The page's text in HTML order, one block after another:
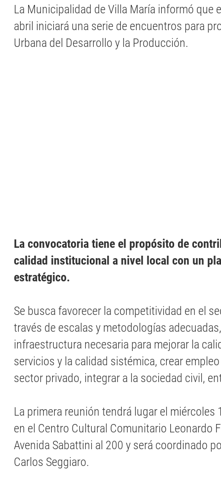
La Municipalidad de Villa María informó que
abril iniciará una serie de encuentros para
Urbana del Desarrollo y la Producción.
La convocatoria tiene el propósito de
calidad institucional a nivel local con un
estratégico.
Se busca favorecer la competitividad en el
través de escalas y metodologías
infraestructura necesaria para mejorar la
servicios y la calidad sistémica, crear
sector privado, integrar a la sociedad civil,
La primera reunión tendrá lugar el miércoles
en el Centro Cultural Comunitario Leonardo
Avenida Sabattini al 200 y será coordinado
Carlos Seggiaro.